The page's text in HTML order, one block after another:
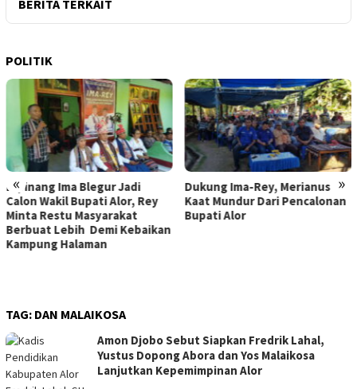
BERITA TERKAIT
POLITIK
« »
Dukung Ima-Rey, Merianus
Kaat Mundur Dari Pencalonan
Bupati Alor
MK Hapus Ambang Batas
Parlemen 4 Persen, Berlaku
Mulai 2029
TAG: DAN MALAIKOSA
Amon Djobo Sebut Siapkan Fredrik Lahal,
Yustus Dopong Abora dan Yos Malaikosa
Lanjutkan Kepemimpinan Alor